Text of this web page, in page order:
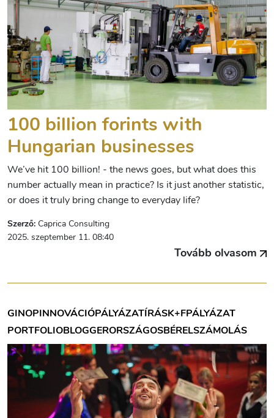
100 billion forints with
Hungarian businesses
We’ve hit 100 billion! - the news goes, but what does this
number actually mean in practice? Is it just another statistic,
or does it truly bring change to everyday life?
Szerző: Caprica Consulting
2025. szeptember 11. 08:40
Tovább olvasom
GINOPINNOVÁCIÓPÁLYÁZATÍRÁSK+FPÁLYÁZAT
PORTFOLIOBLOGGERORSZÁGOSBÉRELSZÁMOLÁS